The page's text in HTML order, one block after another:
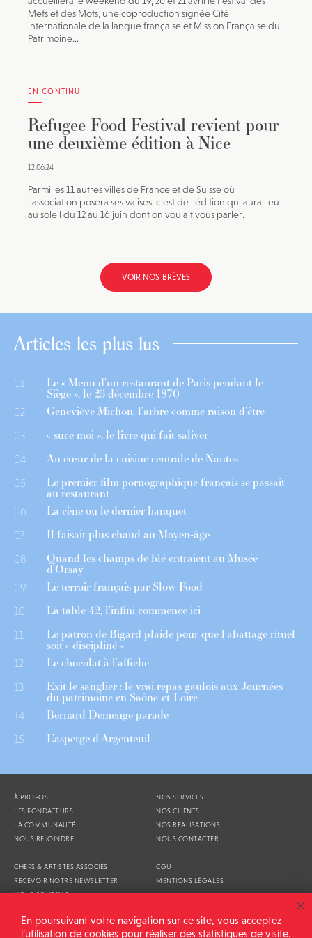
Mets et des Mots, une coproduction signée Cité
internationale de la langue française et Mission Française du
Patrimoine...
EN CONTINU
Refugee Food Festival revient pour
une deuxième édition à Nice
12.06.24
Parmi les 11 autres villes de France et de Suisse où
l’association posera ses valises, c’est de l’édition qui aura lieu
au soleil du 12 au 16 juin dont on voulait vous parler.
VOIR NOS BRÈVES
Articles les plus lus
01 Le « Menu d’un restaurant de Paris pendant le
Siège », le 25 décembre 1870
02 Geneviève Michon, l’arbre comme raison d’être
03 « suce moi », le livre qui fait saliver
04 Au cœur de la cuisine centrale de Nantes
05 Le premier film pornographique français se passait
au restaurant
06 La cène ou le dernier banquet
07 Il faisait plus chaud au Moyen-âge
08 Quand les champs de blé entraient au Musée
d’Orsay
09 Le terroir français par Slow Food
10 La table 42, l’infini commence ici
11 Le patron de Bigard plaide pour que l’abattage rituel
soit « discipliné »
12 Le chocolat à l’affiche
13 Exit le sanglier : le vrai repas gaulois aux Journées
du patrimoine en Saône-et-Loire
14 Bernard Demenge parade
15 L’asperge d’Argenteuil
À PROPOS
LES FONDATEURS
LA COMMUNAUTÉ
NOUS REJOINDRE
NOS SERVICES
NOS CLIENTS
NOS RÉALISATIONS
NOUS CONTACTER
CHEFS & ARTISTES ASSOCIÉS
RECEVOIR NOTRE NEWSLETTER
NOUS SOUTENIR
CGU
MENTIONS LÉGALES
En poursuivant votre navigation sur ce site, vous acceptez
l’utilisation de cookies pour réaliser des statistiques de visite.